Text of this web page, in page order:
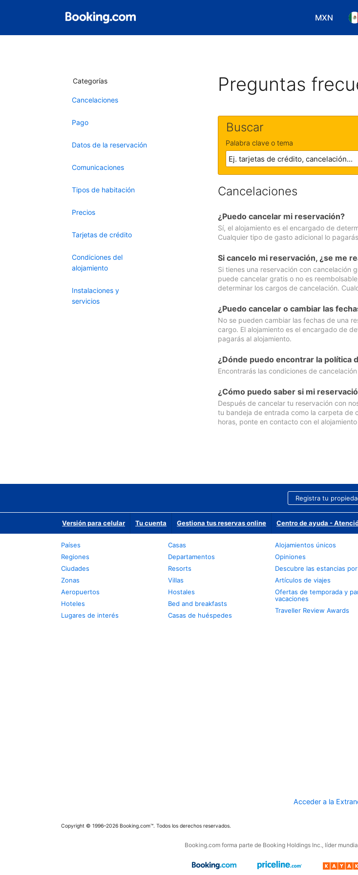
MXN
Elegir tu
Categorías
Cancelaciones
Pago
Datos de la reservación
Comunicaciones
Tipos de habitación
Precios
Tarjetas de crédito
Condiciones del
alojamiento
Instalaciones y
servicios
Preguntas
Buscar
Palabra clave o tema
Cancelaciones
¿Puedo cancelar mi reservación?
Sí, el alojamiento es el encargado de
Cualquier tipo de gasto adicional lo
Si cancelo mi reservación, ¿se me
Si tienes una reservación con cancelación
puede cancelar gratis o no es
determinar los cargos de cancelación.
¿Puedo cancelar o cambiar las
No se pueden cambiar las fechas de una
cargo. El alojamiento es el encargado de
pagarás al alojamiento.
¿Dónde puedo encontrar la política
Encontrarás las condiciones de
¿Cómo puedo saber si mi
Después de cancelar tu reservación con
tu bandeja de entrada como la carpeta de
horas, ponte en contacto con el
Registra tu
Versión para celular Tu cuenta Gestiona tus reservas online Centro de ayuda -
Países
Regiones
Ciudades
Zonas
Aeropuertos
Hoteles
Lugares de interés
Casas
Departamentos
Resorts
Villas
Hostales
Bed and breakfasts
Casas de huéspedes
Alojamientos únicos
Opiniones
Descubre las estancias
Artículos de viajes
Ofertas de temporada y
vacaciones
Traveller Review Awards
Acceder a la
Copyright © 1996–2026 Booking.com™. Todos los derechos reservados.
Booking.com forma parte de Booking Holdings Inc., líder